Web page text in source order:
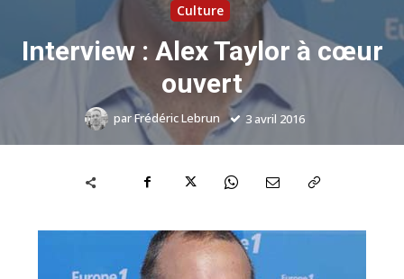
Culture
Interview : Alex Taylor à cœur
ouvert
parFrédéric Lebrun 3 avril 2016